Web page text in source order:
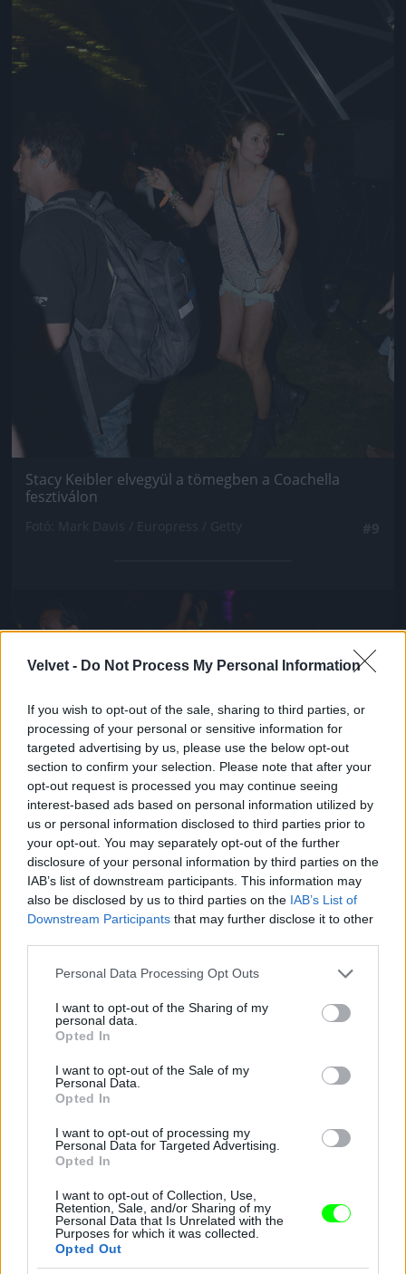
Velvet - Do Not Process My Personal Information
If you wish to opt-out of the sale, sharing to third parties, or
processing of your personal or sensitive information for
targeted advertising by us, please use the below opt-out
section to confirm your selection. Please note that after your
opt-out request is processed you may continue seeing
interest-based ads based on personal information utilized by
us or personal information disclosed to third parties prior to
your opt-out. You may separately opt-out of the further
disclosure of your personal information by third parties on the
IAB’s list of downstream participants. This information may
also be disclosed by us to third parties on the IAB’s List of
Downstream Participants that may further disclose it to other
Please note that this website/app uses one or more Google
not limited to your visit or usage behaviour. You may click to
grant or deny consent to Google and its third-party tags to
use your data for below specified purposes in below Google
consent section.
Personal Data Processing Opt Outs
I want to opt-out of the Sharing of my
personal data.
Opted In
I want to opt-out of the Sale of my
Personal Data.
Opted In
I want to opt-out of processing my
Personal Data for Targeted Advertising.
Opted In
I want to opt-out of Collection, Use,
Retention, Sale, and/or Sharing of my
Personal Data that Is Unrelated with the
Purposes for which it was collected.
Opted Out
Stacy Keibler elvegyül a tömegben a Coachella
fesztiválon
Jön még kép!
Stacy Keibler elvegyül a tömegben a Coachella
fesztiválon
Fotó: Mark Davis / Europress / Getty